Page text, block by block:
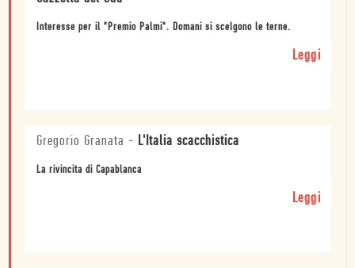
Interesse per il "Premio Palmi". Domani si scelgono le terne.
Leggi
Gregorio Granata - L'Italia scacchistica
La rivincita di Capablanca
Leggi